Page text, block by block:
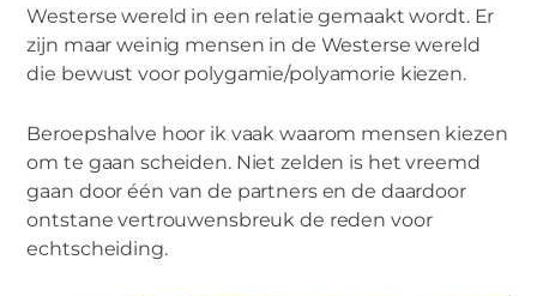
Westerse wereld in een relatie gemaakt wordt. Er
zijn maar weinig mensen in de Westerse wereld
die bewust voor polygamie/polyamorie kiezen.
Beroepshalve hoor ik vaak waarom mensen kiezen
om te gaan scheiden. Niet zelden is het vreemd
gaan door één van de partners en de daardoor
ontstane vertrouwensbreuk de reden voor
echtscheiding.